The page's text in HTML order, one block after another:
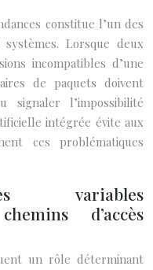
constitue l’un des
Lorsque deux
incompatibles d’une
de paquets doivent
signaler l’impossibilité
intégrée évite aux
ces problématiques
variables
d’accès
un rôle déterminant